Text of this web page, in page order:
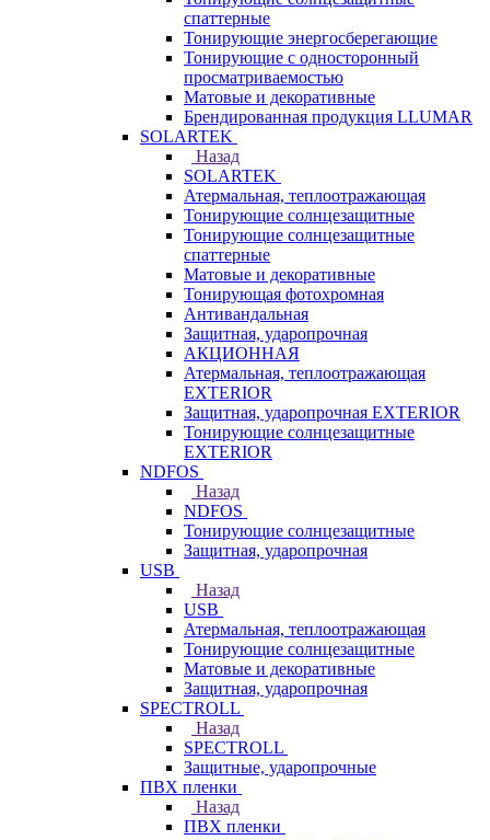
спаттерные
Тонирующие энергосберегающие
Тонирующие с односторонный
просматриваемостью
Матовые и декоративные
Брендированная продукция LLUMAR
SOLARTEK
Назад
SOLARTEK
Атермальная, теплоотражающая
Тонирующие солнцезащитные
Тонирующие солнцезащитные
спаттерные
Матовые и декоративные
Тонирующая фотохромная
Антивандальная
Защитная, ударопрочная
АКЦИОННАЯ
Атермальная, теплоотражающая
EXTERIOR
Защитная, ударопрочная EXTERIOR
Тонирующие солнцезащитные
EXTERIOR
NDFOS
Назад
NDFOS
Тонирующие солнцезащитные
Защитная, ударопрочная
USB
Назад
USB
Атермальная, теплоотражающая
Тонирующие солнцезащитные
Матовые и декоративные
Защитная, ударопрочная
SPECTROLL
Назад
SPECTROLL
Защитные, ударопрочные
ПВХ пленки
Назад
ПВХ пленки